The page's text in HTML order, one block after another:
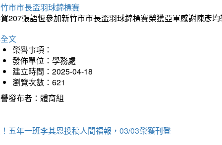
市市長盃羽球錦標賽
207張語恆參加新竹市市長盃羽球錦標賽榮獲亞軍感謝陳彥
文
榮譽事項：
發佈單位：學務處
建立時間：2025-04-18
瀏覽次數：621
發布者：體育組
五年一班李其恩投稿人間福報，03/03榮獲刊登